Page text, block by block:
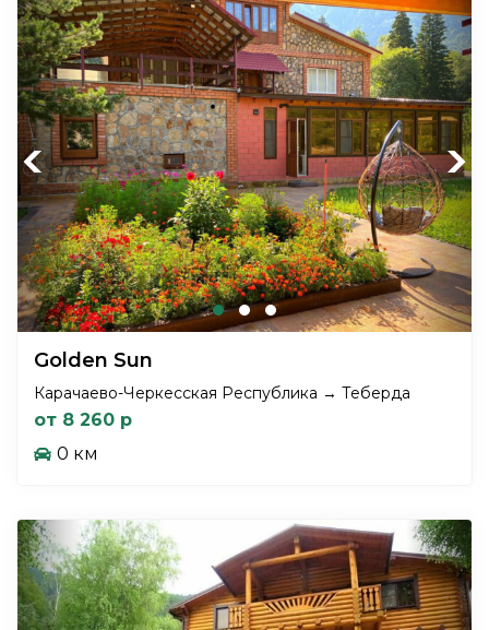
Previous Next
Golden Sun
Карачаево-Черкесская Республика → Теберда
от 8 260 р
0 км